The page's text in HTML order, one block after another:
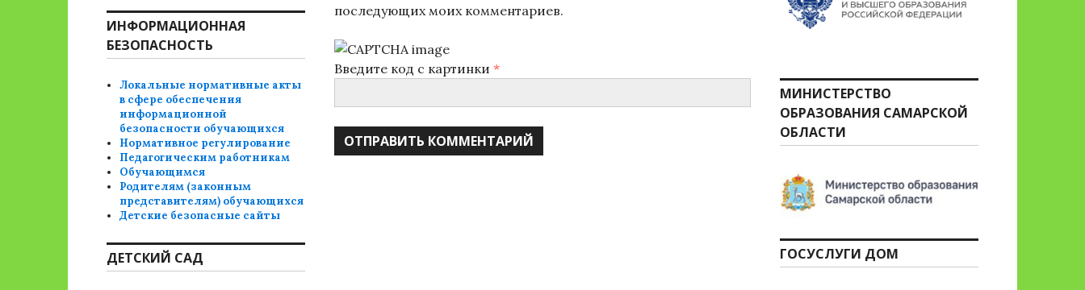
последующих моих комментариев.
Введите код с картинки *
ИНФОРМАЦИОННАЯ
БЕЗОПАСНОСТЬ
Локальные нормативные акты
в сфере обеспечения
информационной
безопасности обучающихся
Нормативное регулирование
Педагогическим работникам
Обучающимся
Родителям (законным
представителям) обучающихся
Детские безопасные сайты
ДЕТСКИЙ САД
МИНИСТЕРСТВО
ОБРАЗОВАНИЯ САМАРСКОЙ
ОБЛАСТИ
ГОСУСЛУГИ ДОМ